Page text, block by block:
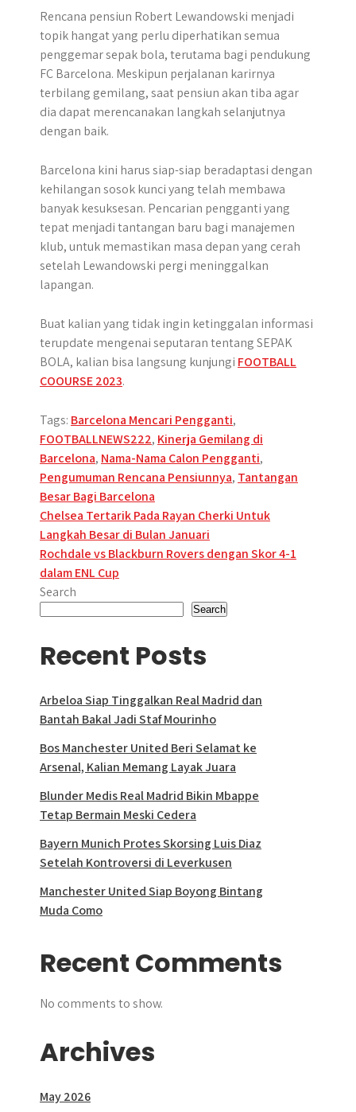
Rencana pensiun Robert Lewandowski menjadi
topik hangat yang perlu diperhatikan semua
penggemar sepak bola, terutama bagi pendukung
FC Barcelona. Meskipun perjalanan karirnya
terbilang gemilang, saat pensiun akan tiba agar
dia dapat merencanakan langkah selanjutnya
dengan baik.
Barcelona kini harus siap-siap beradaptasi dengan
kehilangan sosok kunci yang telah membawa
banyak kesuksesan. Pencarian pengganti yang
tepat menjadi tantangan baru bagi manajemen
klub, untuk memastikan masa depan yang cerah
setelah Lewandowski pergi meninggalkan
lapangan.
Buat kalian yang tidak ingin ketinggalan informasi
terupdate mengenai seputaran tentang SEPAK
BOLA, kalian bisa langsung kunjungi FOOTBALL
COOURSE 2023.
Tags: Barcelona Mencari Pengganti,
FOOTBALLNEWS222, Kinerja Gemilang di
Barcelona, Nama-Nama Calon Pengganti,
Pengumuman Rencana Pensiunnya, Tantangan
Besar Bagi Barcelona
Post
navigation
Chelsea Tertarik Pada Rayan Cherki Untuk
Langkah Besar di Bulan Januari
Rochdale vs Blackburn Rovers dengan Skor 4-1
dalam ENL Cup
Search
Search
Recent Posts
Arbeloa Siap Tinggalkan Real Madrid dan
Bantah Bakal Jadi Staf Mourinho
Bos Manchester United Beri Selamat ke
Arsenal, Kalian Memang Layak Juara
Blunder Medis Real Madrid Bikin Mbappe
Tetap Bermain Meski Cedera
Bayern Munich Protes Skorsing Luis Diaz
Setelah Kontroversi di Leverkusen
Manchester United Siap Boyong Bintang
Muda Como
Recent Comments
No comments to show.
Archives
May 2026